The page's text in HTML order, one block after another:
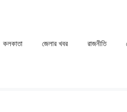
কলকাতা ⁠⁠জেলার খবর রাজনীতি